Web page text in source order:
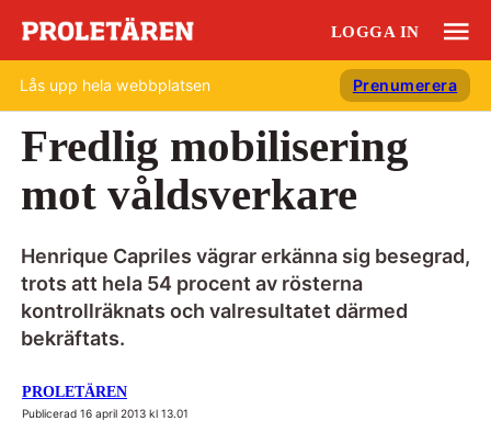
LOGGA IN
Lås upp hela webbplatsen Prenumerera
Fredlig mobilisering
mot våldsverkare
Henrique Capriles vägrar erkänna sig besegrad,
trots att hela 54 procent av rösterna
kontrollräknats och valresultatet därmed
bekräftats.
PROLETÄREN
Publicerad 16 april 2013 kl 13.01